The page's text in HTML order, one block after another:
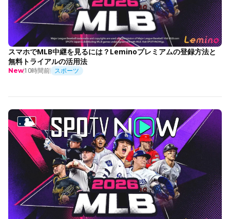
スマホでMLB中継を見るには？Leminoプレミアムの登録方法と
無料トライアルの活用法
New10時間前 スポーツ